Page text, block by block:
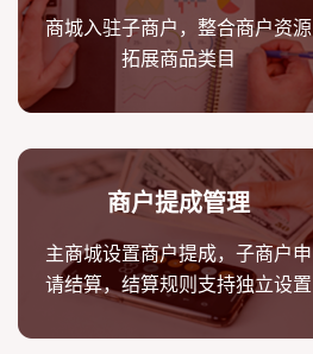
商城入驻子商户，整合商户资源
拓展商品类目
商户提成管理
主商城设置商户提成，子商户申
请结算，结算规则支持独立设置